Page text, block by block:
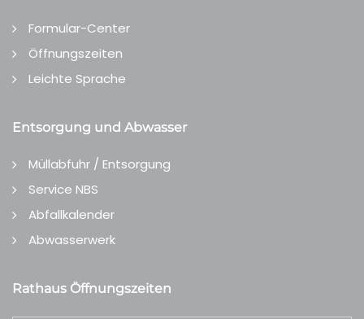
Formular-Center
Öffnungszeiten
Leichte Sprache
Entsorgung und Abwasser
Müllabfuhr / Entsorgung
Service NBS
Abfallkalender
Abwasserwerk
Rathaus Öffnungszeiten